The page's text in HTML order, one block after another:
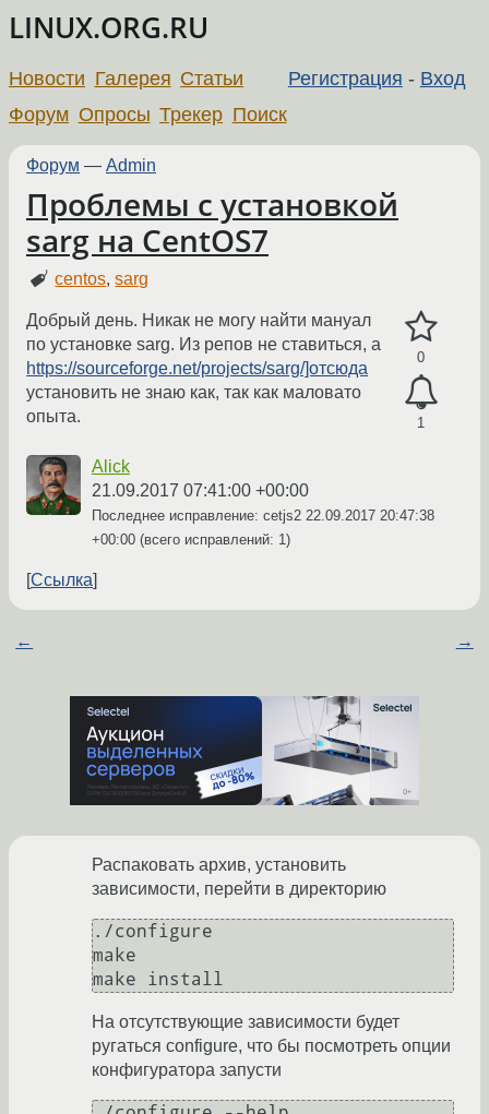
LINUX.ORG.RU
Регистрация - Вход
Новости Галерея Статьи
Форум Опросы Трекер Поиск
Форум — Admin
Проблемы с установкой
sarg на CentOS7
centos,sarg
0
1
Добрый день. Никак не могу найти мануал
по установке sarg. Из репов не ставиться, а
https://sourceforge.net/projects/sarg/]отсюда
установить не знаю как, так как маловато
опыта.
Alick
21.09.2017 07:41:00 +00:00
Последнее исправление: cetjs2 22.09.2017 20:47:38
+00:00 (всего исправлений: 1)
Ссылка
← →
Распаковать архив, установить
зависимости, перейти в директорию
./configure
make
На отсутствующие зависимости будет
ругаться configure, что бы посмотреть опции
конфигуратора запусти